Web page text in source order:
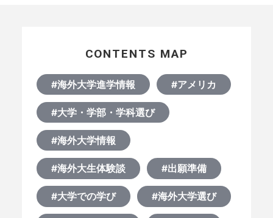
CONTENTS MAP
#海外大学進学情報 #アメリカ
#大学・学部・学科選び
#海外大学情報
#海外大生体験談 #出願準備
#大学での学び #海外大学選び